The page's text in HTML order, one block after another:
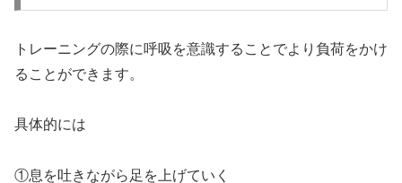
トレーニングの際に呼吸を意識することでより負荷をかけ
ることができます。
具体的には
①息を吐きながら足を上げていく